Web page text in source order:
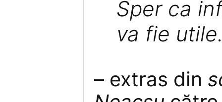
Sper ca
va fie
– extras din